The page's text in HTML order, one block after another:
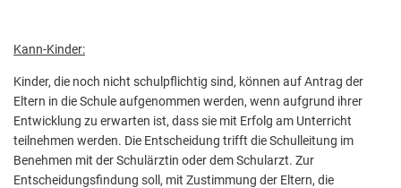
Kann-Kinder:
Kinder, die noch nicht schulpflichtig sind, können auf Antrag der
Eltern in die Schule aufgenommen werden, wenn aufgrund ihrer
Entwicklung zu erwarten ist, dass sie mit Erfolg am Unterricht
teilnehmen werden. Die Entscheidung trifft die Schulleitung im
Benehmen mit der Schulärztin oder dem Schularzt. Zur
Entscheidungsfindung soll, mit Zustimmung der Eltern, die